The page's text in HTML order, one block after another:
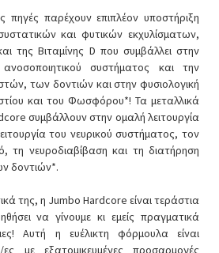
πηγές παρέχουν επιπλέον υποστήριξη
και φυτικών εκχυλίσματων,
της Βιταμίνης D που συμβάλλει στην
συστήματος και την
των δοντιών και στην φυσιολογική
και του Φωσφόρου*! Τα μεταλλικά
συμβάλλουν στην ομαλή λειτουργία
του νευρικού συστήματος, τον
τη νευροδιαβίβαση και τη διατήρηση
δοντιών*.
της, η Jumbo Hardcore είναι τεράστια
να γίνουμε κι εμείς πραγματικά
Αυτή η ευέλικτη φόρμουλα είναι
με εξατομικευμένες προσαρμογές